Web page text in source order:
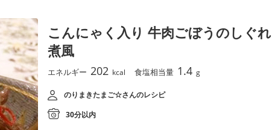
こんにゃく入り 牛肉ごぼうのしぐれ
煮風
エネルギー 202 kcal 食塩相当量 1.4 g
のりまきたまご☆さんのレシピ
30分以内